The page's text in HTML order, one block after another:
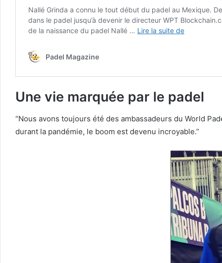
Une vie marquée par le padel
“Nous avons toujours été des ambassadeurs du World
durant la pandémie, le boom est devenu incroyable.”